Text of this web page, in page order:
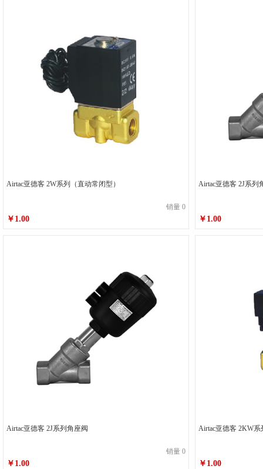
Airtac亚德客 2W系列（直动常闭型）
销量 0
￥1.00
Airtac亚德客
￥1.00
Airtac亚德客 2J系列角座阀
销量 0
￥1.00
Airtac亚德
￥1.00